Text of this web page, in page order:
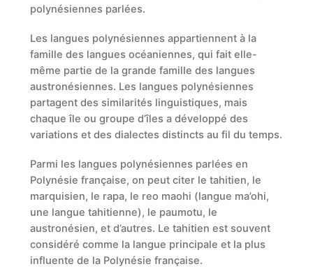
polynésiennes parlées.
Les langues polynésiennes appartiennent à la
famille des langues océaniennes, qui fait elle-
même partie de la grande famille des langues
austronésiennes. Les langues polynésiennes
partagent des similarités linguistiques, mais
chaque île ou groupe d’îles a développé des
variations et des dialectes distincts au fil du temps.
Parmi les langues polynésiennes parlées en
Polynésie française, on peut citer le tahitien, le
marquisien, le rapa, le reo maohi (langue ma’ohi,
une langue tahitienne), le paumotu, le
austronésien, et d’autres. Le tahitien est souvent
considéré comme la langue principale et la plus
influente de la Polynésie française.